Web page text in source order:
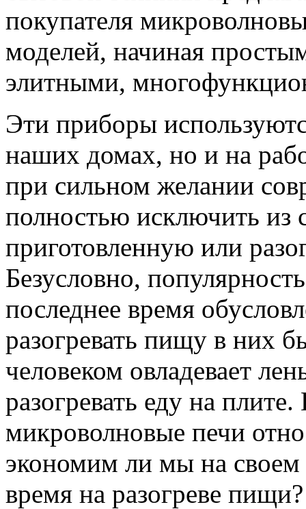
покупателя
моделей, начиная
элитными,
Эти приборы
наших домах, но и на
при сильном желании
полностью исключить из
приготовленную или
Безусловно,
последнее время
разогревать пищу в них
человеком овладевает
разогревать еду на
микроволновые печи
экономим ли мы на своем
время на разогреве пищи?